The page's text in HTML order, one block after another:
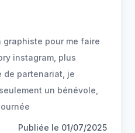
graphiste pour me faire
instagram, plus
de partenariat, je
un bénévole,
Publiée le 01/07/2025